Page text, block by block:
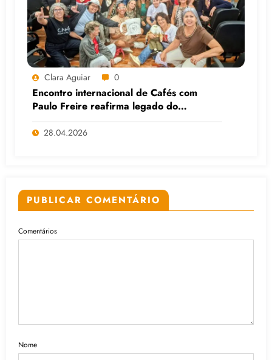
Clara Aguiar 0
Encontro internacional de Cafés com
Paulo Freire reafirma legado do
educador popular
28.04.2026
PUBLICAR COMENTÁRIO
Comentários
Nome